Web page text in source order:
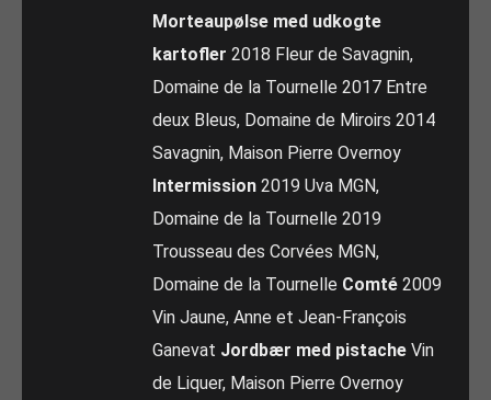
Morteaupølse med udkogte
kartofler 2018 Fleur de Savagnin,
Domaine de la Tournelle 2017 Entre
deux Bleus, Domaine de Miroirs 2014
Savagnin, Maison Pierre Overnoy
Intermission 2019 Uva MGN,
Domaine de la Tournelle 2019
Trousseau des Corvées MGN,
Domaine de la Tournelle Comté 2009
Vin Jaune, Anne et Jean-François
Ganevat Jordbær med pistache Vin
de Liquer, Maison Pierre Overnoy